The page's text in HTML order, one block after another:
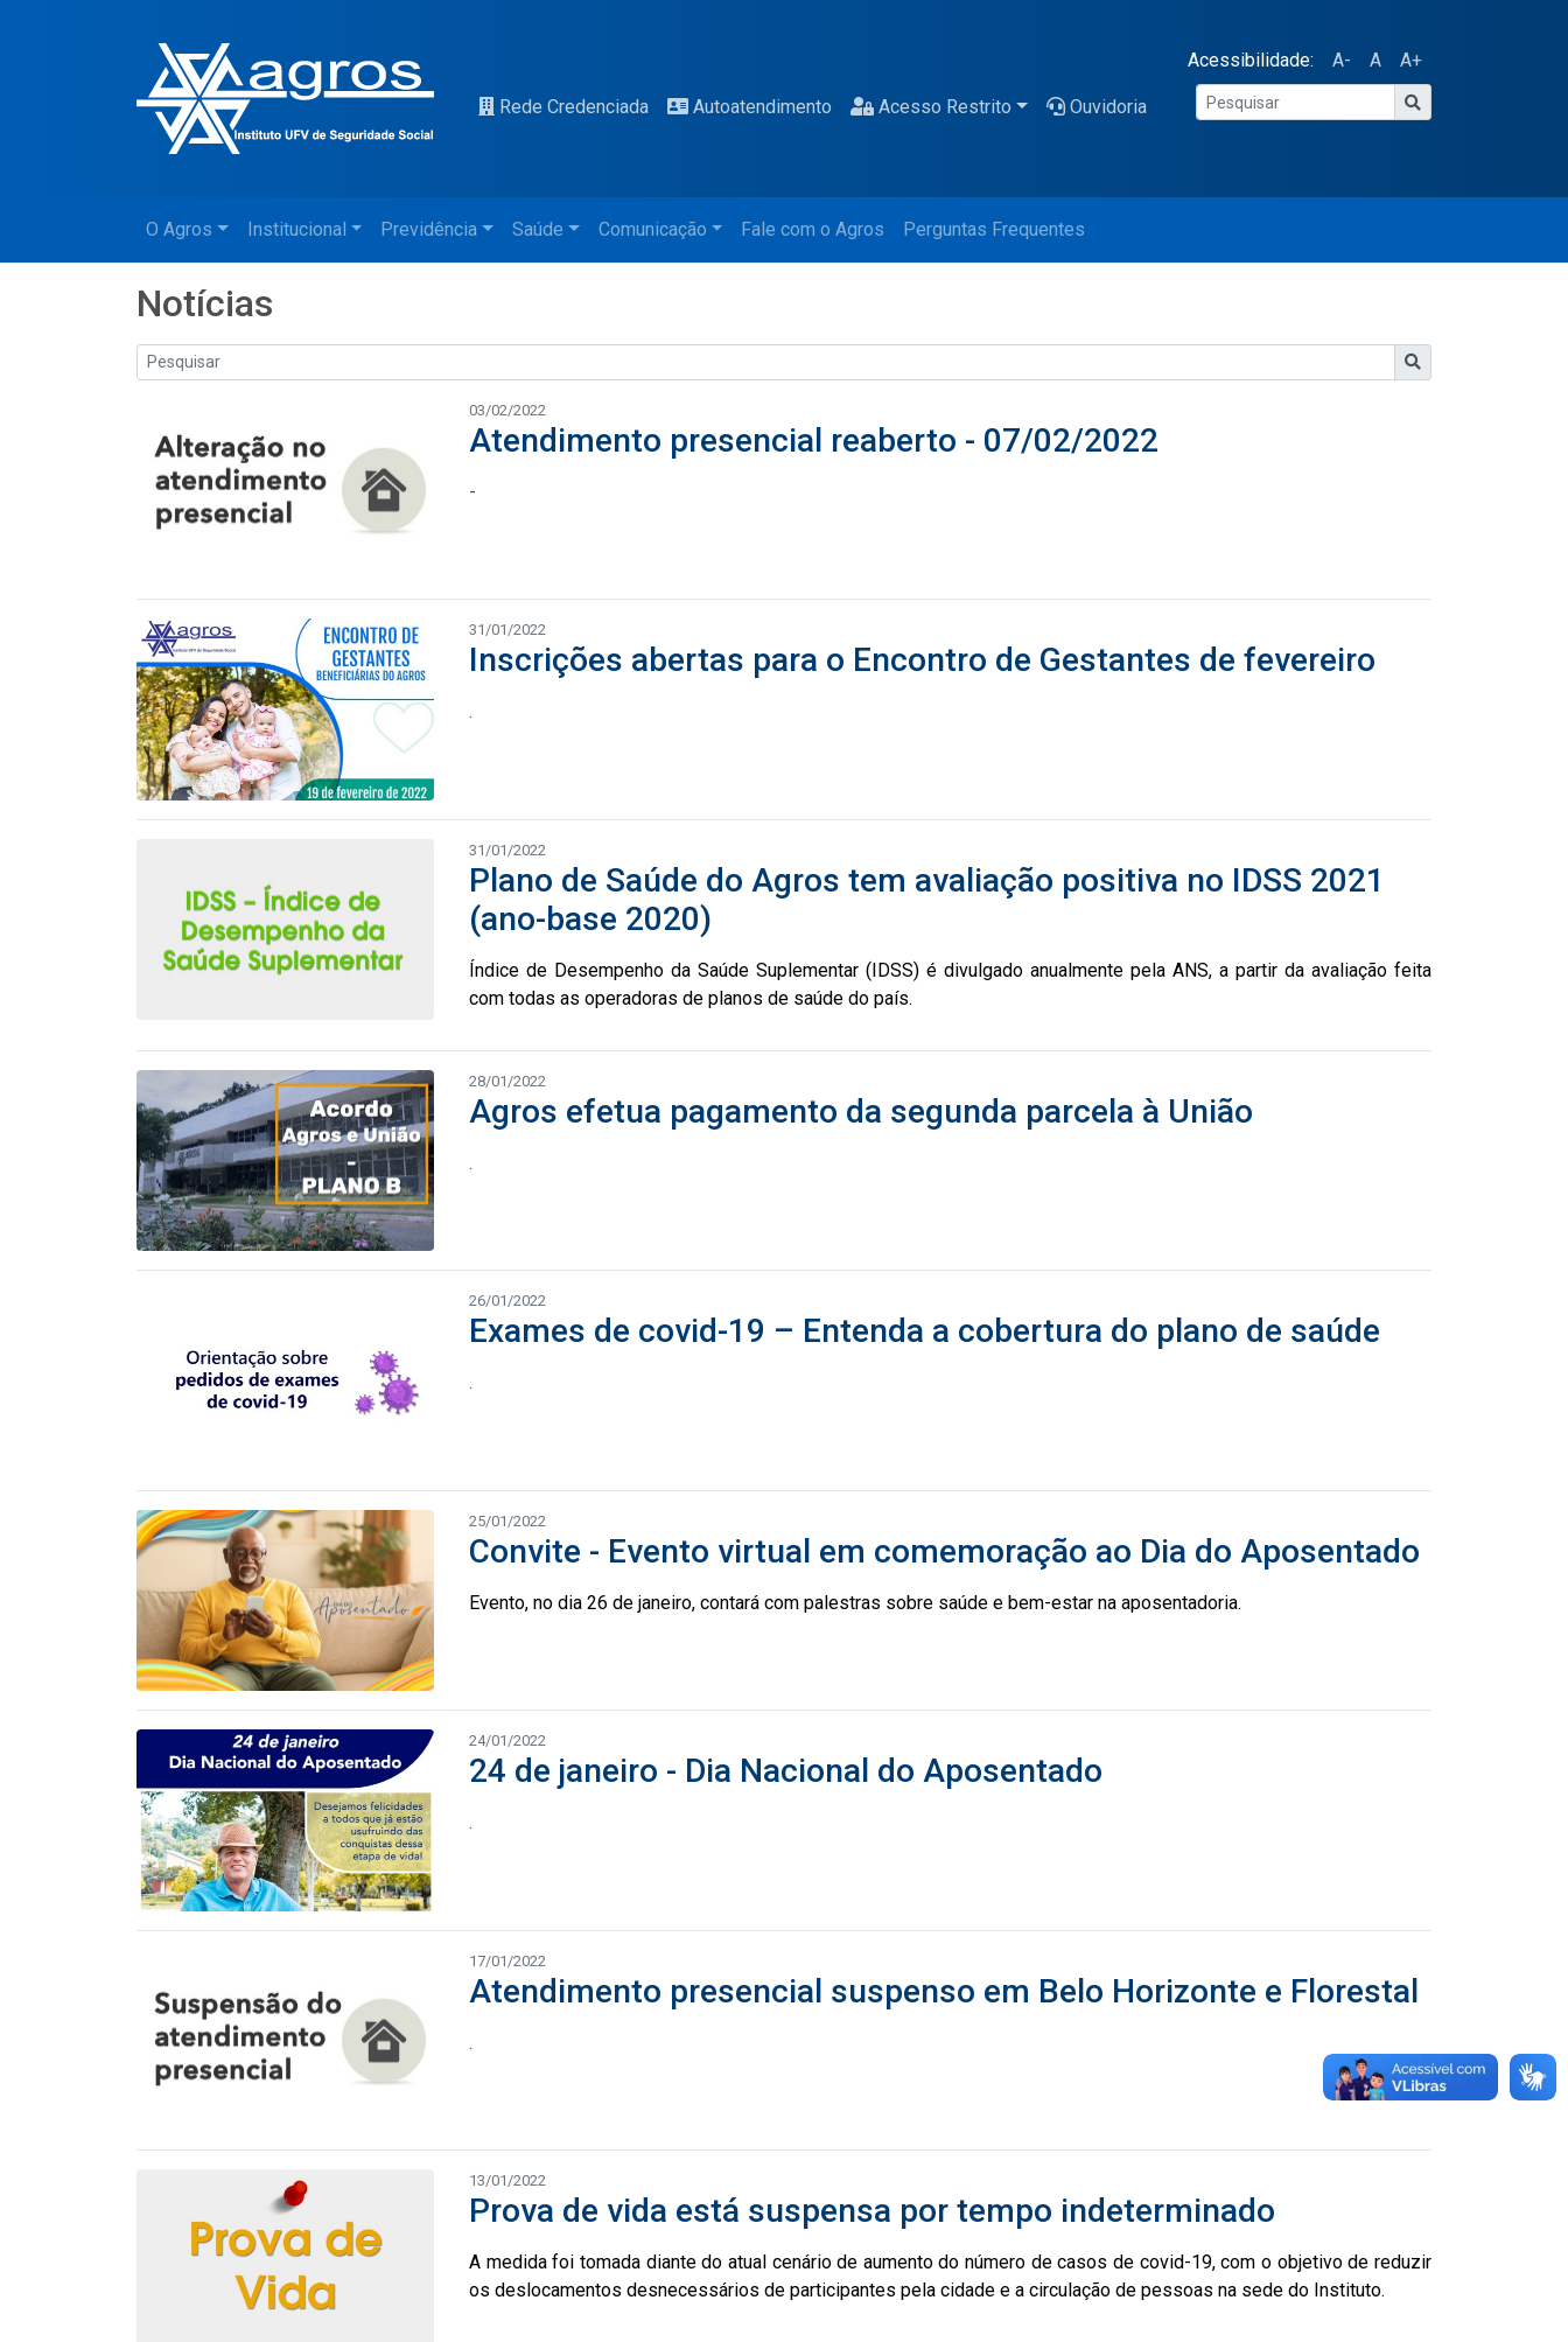
Acessibilidade: A- A A+
Rede Credenciada Autoatendimento Acesso Restrito Ouvidoria
O Agros Institucional Previdência Saúde Comunicação Fale com o Agros Perguntas Frequentes
Notícias
03/02/2022
Atendimento presencial reaberto - 07/02/2022
-
31/01/2022
Inscrições abertas para o Encontro de Gestantes de fevereiro
.
31/01/2022
Plano de Saúde do Agros tem avaliação positiva no IDSS 2021
(ano-base 2020)
Índice de Desempenho da Saúde Suplementar (IDSS) é divulgado anualmente pela ANS, a partir da avaliação feita
com todas as operadoras de planos de saúde do país.
28/01/2022
Agros efetua pagamento da segunda parcela à União
.
26/01/2022
Exames de covid-19 – Entenda a cobertura do plano de saúde
.
25/01/2022
Convite - Evento virtual em comemoração ao Dia do Aposentado
Evento, no dia 26 de janeiro, contará com palestras sobre saúde e bem-estar na aposentadoria.
24/01/2022
24 de janeiro - Dia Nacional do Aposentado
.
17/01/2022
Atendimento presencial suspenso em Belo Horizonte e Florestal
.
13/01/2022
Prova de vida está suspensa por tempo indeterminado
A medida foi tomada diante do atual cenário de aumento do número de casos de covid-19, com o objetivo de reduzir
os deslocamentos desnecessários de participantes pela cidade e a circulação de pessoas na sede do Instituto.